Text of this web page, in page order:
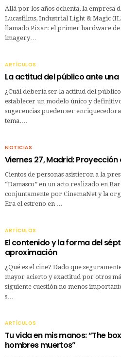
Allá por los años ochenta, la empresa
Lucasfilms, Industrial Light & Magic
llamado Pixar: el primer hardware de
imagery…
ARTÍCULOS
La actitud del público ante
¿Cuál debería ser la actitud del
establecer un modelo único y
sugerencias pueden ser
tema.…
NOTICIAS
Viernes 27, Madrid:
Cientos de personas asistieron a la
“Damasco” en un acto realizado en
conjuntamente por CinemaNet y la
Era el estreno en …
ARTÍCULOS
El contenido y la forma del
aproximación
¿Qué es el cine? Dado que
mayor acierto y exactitud por otros
siguiente cuestión no menos
s…
ARTÍCULOS
Tu vida en mis manos: “The
hombres muertos”